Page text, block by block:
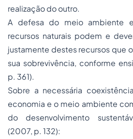
realização do outro.
A defesa do meio ambiente
recursos naturais podem e
justamente destes recursos que
sua sobrevivência, conforme
p. 361).
Sobre a necessária
economia e o meio ambiente
do desenvolvimento
(2007, p. 132):